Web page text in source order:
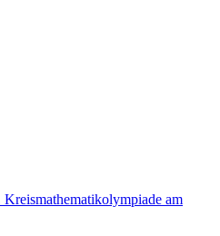
am